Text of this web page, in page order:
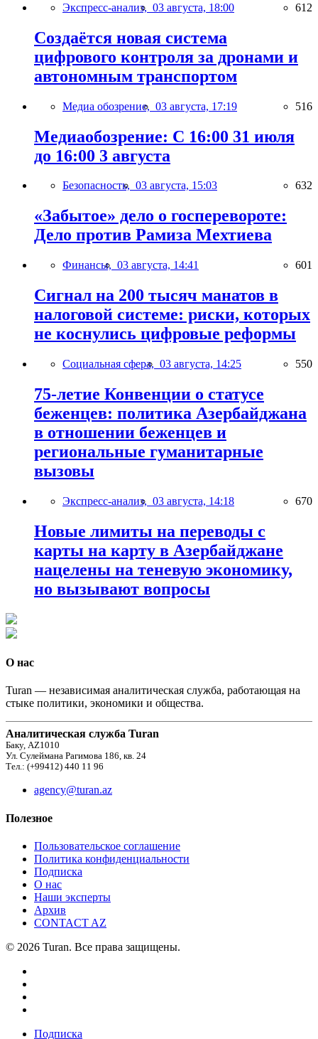
Экспресс-анализ, 03 августа, 18:00 612
Создаётся новая система
цифрового контроля за дронами и
автономным транспортом
Медиа обозрение, 03 августа, 17:19 516
Медиаобозрение: С 16:00 31 июля
до 16:00 3 августа
Безопасность, 03 августа, 15:03 632
«Забытое» дело о госперевороте:
Дело против Рамиза Мехтиева
Финансы, 03 августа, 14:41 601
Сигнал на 200 тысяч манатов в
налоговой системе: риски, которых
не коснулись цифровые реформы
Социальная сфера, 03 августа, 14:25 550
75-летие Конвенции о статусе
беженцев: политика Азербайджана
в отношении беженцев и
региональные гуманитарные
вызовы
Экспресс-анализ, 03 августа, 14:18 670
Новые лимиты на переводы с
карты на карту в Азербайджане
нацелены на теневую экономику,
но вызывают вопросы
О нас
Turan — независимая аналитическая служба, работающая на
стыке политики, экономики и общества.
Аналитическая служба Turan
Баку, AZ1010
Ул. Сулеймана Рагимова 186, кв. 24
Тел.: (+99412) 440 11 96
agency@turan.az
Полезное
Пользовательское соглашение
Политика конфиденциальности
Подписка
О нас
Наши эксперты
Архив
CONTACT AZ
© 2026 Turan. Все права защищены.
Подписка